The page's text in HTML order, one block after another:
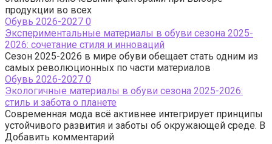
продукции во всех
Обувь 2026-2027 0
Экспериментальные материалы в обуви сезона 2025-
2026: сочетание стиля и инноваций
Сезон 2025-2026 в мире обуви обещает стать одним из
самых революционных по части материалов
Обувь 2026-2027 0
Экологичные материалы в обуви сезона 2025-2026:
стиль и забота о планете
Современная мода всё активнее интегрирует принципы
устойчивого развития и заботы об окружающей среде. В
Добавить комментарий